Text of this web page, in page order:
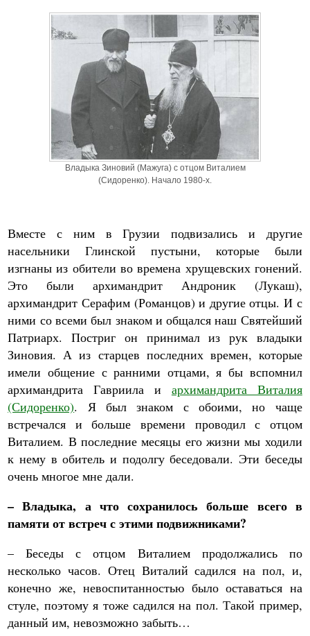
Владыка Зиновий (Мажуга) с отцом Виталием
(Сидоренко). Начало 1980-х.
Вместе с ним в Грузии подвизались и другие
насельники Глинской пустыни, которые были
изгнаны из обители во времена хрущевских гонений.
Это были архимандрит Андроник (Лукаш),
архимандрит Серафим (Романцов) и другие отцы. И с
ними со всеми был знаком и общался наш Святейший
Патриарх. Постриг он принимал из рук владыки
Зиновия. А из старцев последних времен, которые
имели общение с ранними отцами, я бы вспомнил
архимандрита Гавриила и
архимандрита Виталия
(Сидоренко). Я был знаком с обоими, но чаще
встречался и больше времени проводил с отцом
Виталием. В последние месяцы его жизни мы ходили
к нему в обитель и подолгу беседовали. Эти беседы
очень многое мне дали.
– Владыка, а что сохранилось больше всего в
памяти от встреч с этими подвижниками?
– Беседы с отцом Виталием продолжались по
несколько часов. Отец Виталий садился на пол, и,
конечно же, невоспитанностью было оставаться на
стуле, поэтому я тоже садился на пол. Такой пример,
данный им, невозможно забыть…